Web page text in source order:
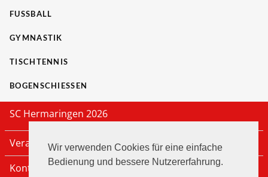
Wir verwenden Cookies für eine einfache
Bedienung und bessere Nutzererfahrung.
FUSSBALL
GYMNASTIK
TISCHTENNIS
BOGENSCHIESSEN
SC Hermaringen 2026
Veranstaltungen
Kontakt